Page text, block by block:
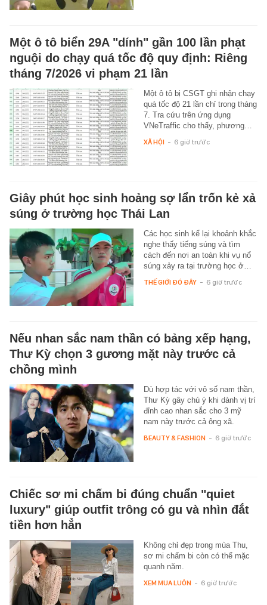
Một ô tô biển 29A "dính" gần 100 lần phạt
nguội do chạy quá tốc độ quy định: Riêng
tháng 7/2026 vi phạm 21 lần
Một ô tô bị CSGT ghi nhận chạy
quá tốc độ 21 lần chỉ trong tháng
7. Tra cứu trên ứng dụng
VNeTraffic cho thấy, phương…
XÃ HỘI - 6 giờ trước
Giây phút học sinh hoảng sợ lẩn trốn kẻ xả
súng ở trường học Thái Lan
Các học sinh kể lại khoảnh khắc
nghe thấy tiếng súng và tìm
cách đến nơi an toàn khi vụ nổ
súng xảy ra tại trường học ở…
THẾ GIỚI ĐÓ ĐÂY - 6 giờ trước
Nếu nhan sắc nam thần có bảng xếp hạng,
Thư Kỳ chọn 3 gương mặt này trước cả
chồng mình
Dù hợp tác với vô số nam thần,
Thư Kỳ gây chú ý khi dành vị trí
đỉnh cao nhan sắc cho 3 mỹ
nam này trước cả ông xã.
BEAUTY & FASHION - 6 giờ trước
Chiếc sơ mi chấm bi đúng chuẩn "quiet
luxury" giúp outfit trông có gu và nhìn đắt
tiền hơn hẳn
Không chỉ đẹp trong mùa Thu,
sơ mi chấm bi còn có thể mặc
quanh năm.
XEM MUA LUÔN - 6 giờ trước